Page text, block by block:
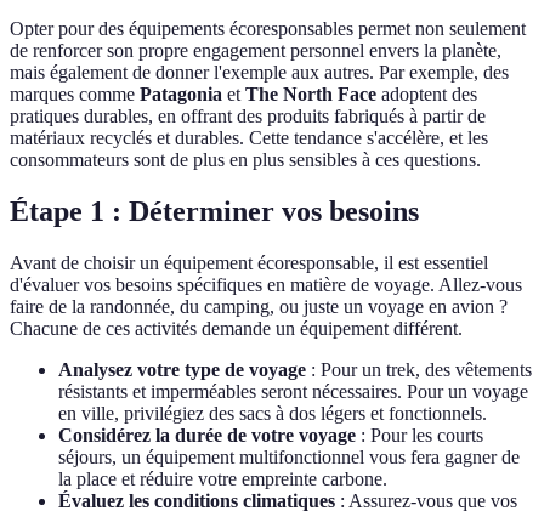
Opter pour des équipements écoresponsables permet non seulement
de renforcer son propre engagement personnel envers la planète,
mais également de donner l'exemple aux autres. Par exemple, des
marques comme Patagonia etThe North Face adoptent des
pratiques durables, en offrant des produits fabriqués à partir de
matériaux recyclés et durables. Cette tendance s'accélère, et les
consommateurs sont de plus en plus sensibles à ces questions.
Étape 1 : Déterminer vos besoins
Avant de choisir un équipement écoresponsable, il est essentiel
d'évaluer vos besoins spécifiques en matière de voyage. Allez-vous
faire de la randonnée, du camping, ou juste un voyage en avion ?
Chacune de ces activités demande un équipement différent.
Analysez votre type de voyage : Pour un trek, des vêtements
résistants et imperméables seront nécessaires. Pour un voyage
en ville, privilégiez des sacs à dos légers et fonctionnels.
Considérez la durée de votre voyage : Pour les courts
séjours, un équipement multifonctionnel vous fera gagner de
la place et réduire votre empreinte carbone.
Évaluez les conditions climatiques : Assurez-vous que vos